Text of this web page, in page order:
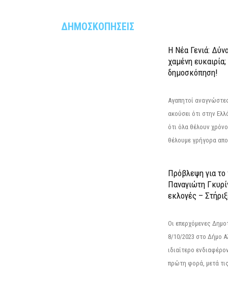
ΔΗΜΟΣΚΟΠΗΣΕΙΣ
Η Νέα Γενιά:
χαμένη
δημοσκόπηση!
Αγαπητοί
ακούσει ότι στην
ότι όλα θέλουν
θέλουμε γρήγορα
Πρόβλεψη για
Παναγιώτη
εκλογές –
Οι επερχόμενες
8/10/2023 στο Δήμο
ιδιαίτερο
πρώτη φορά, μετά τις